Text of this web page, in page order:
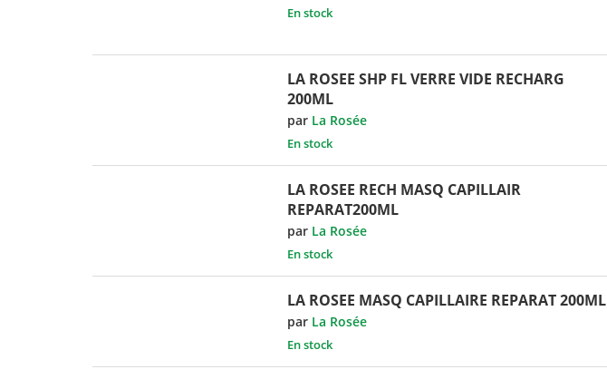
En stock
LA ROSEE SHP FL VERRE VIDE RECHARG
200ML
par La Rosée
En stock
LA ROSEE RECH MASQ CAPILLAIR
REPARAT200ML
par La Rosée
En stock
LA ROSEE MASQ CAPILLAIRE REPARAT 200ML
par La Rosée
En stock